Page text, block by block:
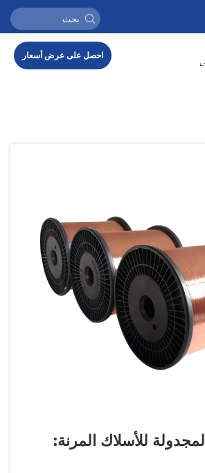
احصل على عرض أسعار
أسلاك CCA المجدولة للأسلاك المرنة: